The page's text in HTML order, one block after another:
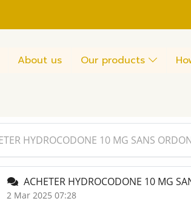
About us Our products
HYDROCODONE 10 MG SANS
ACHETER HYDROCODONE 10 MG
2 Mar 2025 07:28